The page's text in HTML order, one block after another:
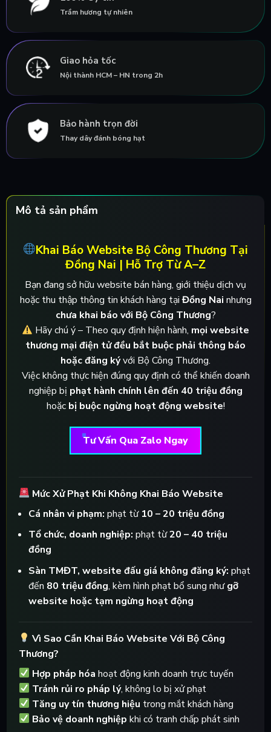
Trầm hương tự nhiên
Giao hỏa tốc
Nội thành HCM – HN trong 2h
Bảo hành trọn đời
Thay dây đánh bóng hạt
Mô tả sản phẩm
Khai Báo Website Bộ Công Thương Tại
Đồng Nai | Hỗ Trợ Từ A–Z
Bạn đang sở hữu website bán hàng, giới thiệu dịch vụ
hoặc thu thập thông tin khách hàng tạiĐồng Nai nhưng
chưa khai báo với Bộ Công Thương?
Hãy chú ý – Theo quy định hiện hành, mọi website
thương mại điện tử đều bắt buộc phải thông báo
hoặc đăng kývới Bộ Công Thương.
Việc không thực hiện đúng quy định có thể khiến doanh
nghiệp bị phạt hành chính lên đến 40 triệu đồng
hoặc bị buộc ngừng hoạt động website!
Tư Vấn Qua Zalo Ngay
Mức Xử Phạt Khi Không Khai Báo Website
Cá nhân vi phạm: phạt từ 10 – 20 triệu đồng
Tổ chức, doanh nghiệp: phạt từ20 – 40 triệu
đồng
Sàn TMĐT, website đấu giá không đăng ký: phạt
đến 80 triệu đồng, kèm hình phạt bổ sung nhưgỡ
website hoặc tạm ngừng hoạt động
Vì Sao Cần Khai Báo Website Với Bộ Công
Thương?
Hợp pháp hóa hoạt động kinh doanh trực tuyến
Tránh rủi ro pháp lý, không lo bị xử phạt
Tăng uy tín thương hiệu trong mắt khách hàng
Bảo vệ doanh nghiệp khi có tranh chấp phát sinh